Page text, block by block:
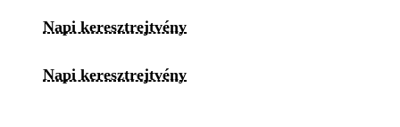
Napi keresztrejtvény
Napi keresztrejtvény